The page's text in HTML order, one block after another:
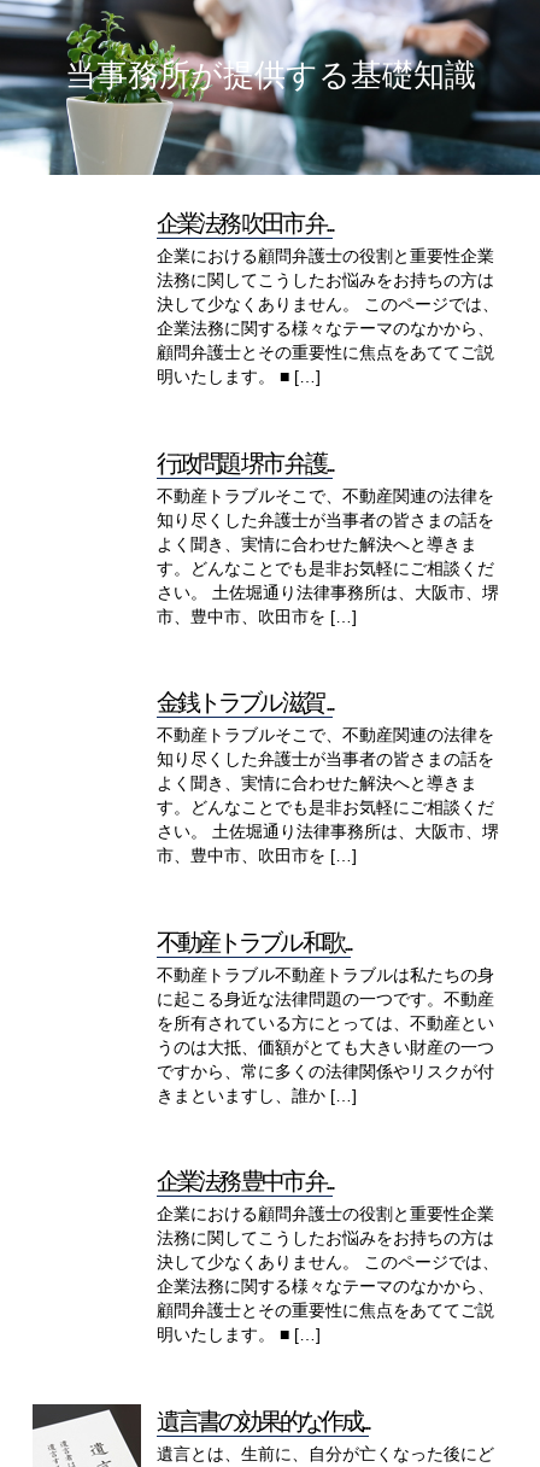
当事務所が提供する基礎知識
企業法務 吹田市 弁...
企業における顧問弁護士の役割と重要性企業
法務に関してこうしたお悩みをお持ちの方は
決して少なくありません。 このページでは、
企業法務に関する様々なテーマのなかから、
顧問弁護士とその重要性に焦点をあててご説
明いたします。 ■ […]
行政問題 堺市 弁護...
不動産トラブルそこで、不動産関連の法律を
知り尽くした弁護士が当事者の皆さまの話を
よく聞き、実情に合わせた解決へと導きま
す。どんなことでも是非お気軽にご相談くだ
さい。 土佐堀通り法律事務所は、大阪市、堺
市、豊中市、吹田市を […]
金銭トラブル 滋賀 ...
不動産トラブルそこで、不動産関連の法律を
知り尽くした弁護士が当事者の皆さまの話を
よく聞き、実情に合わせた解決へと導きま
す。どんなことでも是非お気軽にご相談くだ
さい。 土佐堀通り法律事務所は、大阪市、堺
市、豊中市、吹田市を […]
不動産トラブル 和歌...
不動産トラブル不動産トラブルは私たちの身
に起こる身近な法律問題の一つです。不動産
を所有されている方にとっては、不動産とい
うのは大抵、価額がとても大きい財産の一つ
ですから、常に多くの法律関係やリスクが付
きまといますし、誰か […]
企業法務 豊中市 弁...
企業における顧問弁護士の役割と重要性企業
法務に関してこうしたお悩みをお持ちの方は
決して少なくありません。 このページでは、
企業法務に関する様々なテーマのなかから、
顧問弁護士とその重要性に焦点をあててご説
明いたします。 ■ […]
遺言書の効果的な作成...
遺言とは、生前に、自分が亡くなった後にど